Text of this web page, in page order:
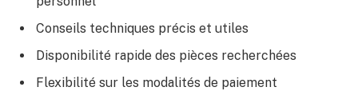
Conseils techniques précis et utiles
Disponibilité rapide des pièces recherchées
Flexibilité sur les modalités de paiement